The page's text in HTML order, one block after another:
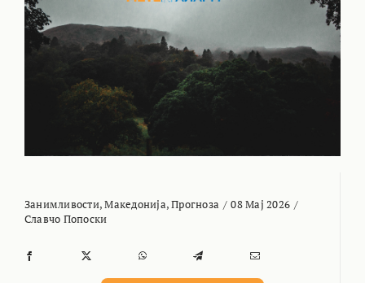
Занимливости,Македонија,Прогноза / 08 Мај 2026 /
Славчо Попоски